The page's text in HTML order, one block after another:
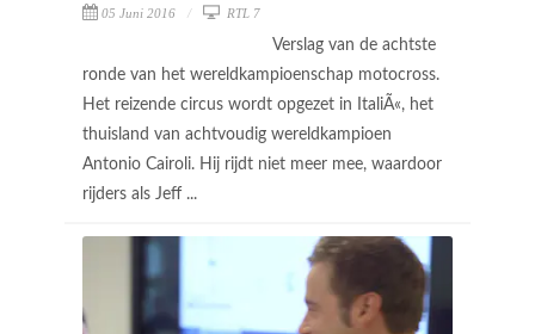
05 Juni 2016 RTL 7
Verslag van de achtste
ronde van het wereldkampioenschap motocross.
Het reizende circus wordt opgezet in ItaliÃ«, het
thuisland van achtvoudig wereldkampioen
Antonio Cairoli. Hij rijdt niet meer mee, waardoor
rijders als Jeff ...